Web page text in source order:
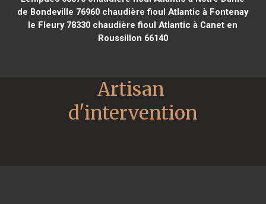
de Bondeville 76960 chaudière fioul Atlantic à Fontenay
le Fleury 78330 chaudière fioul Atlantic à Canet en
Roussillon 66140
Artisan
d'intervention